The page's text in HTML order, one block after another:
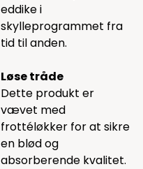
eddike i
skylleprogrammet fra
tid til anden.
Løse tråde
Dette produkt er
vævet med
frottéløkker for at sikre
en blød og
absorberende kvalitet.